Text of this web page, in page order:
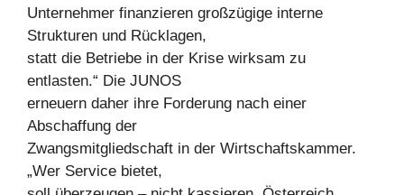
Unternehmer finanzieren großzügige interne
Strukturen und Rücklagen,
statt die Betriebe in der Krise wirksam zu
entlasten.“ Die JUNOS
erneuern daher ihre Forderung nach einer
Abschaffung der
Zwangsmitgliedschaft in der Wirtschaftskammer.
„Wer Service bietet,